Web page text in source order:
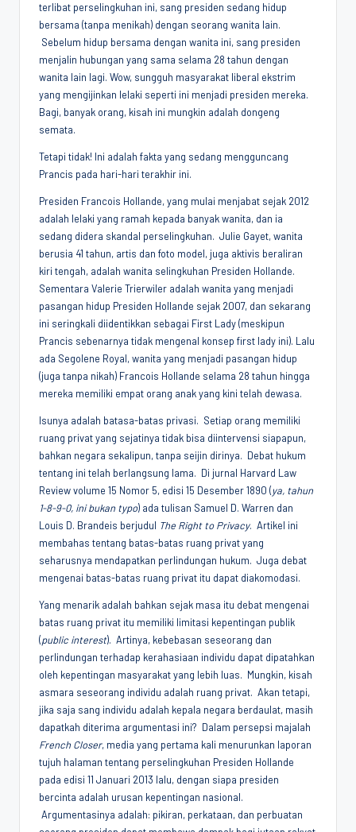
terlibat perselingkuhan ini, sang presiden sedang hidup
bersama (tanpa menikah) dengan seorang wanita lain.
Sebelum hidup bersama dengan wanita ini, sang presiden
menjalin hubungan yang sama selama 28 tahun dengan
wanita lain lagi. Wow, sungguh masyarakat liberal ekstrim
yang mengijinkan lelaki seperti ini menjadi presiden mereka.
Bagi, banyak orang, kisah ini mungkin adalah dongeng
semata.
Tetapi tidak! Ini adalah fakta yang sedang mengguncang
Prancis pada hari-hari terakhir ini.
Presiden Francois Hollande, yang mulai menjabat sejak 2012
adalah lelaki yang ramah kepada banyak wanita, dan ia
sedang didera skandal perselingkuhan. Julie Gayet, wanita
berusia 41 tahun, artis dan foto model, juga aktivis beraliran
kiri tengah, adalah wanita selingkuhan Presiden Hollande.
Sementara Valerie Trierwiler adalah wanita yang menjadi
pasangan hidup Presiden Hollande sejak 2007, dan sekarang
ini seringkali diidentikkan sebagai First Lady (meskipun
Prancis sebenarnya tidak mengenal konsep first lady ini). Lalu
ada Segolene Royal, wanita yang menjadi pasangan hidup
(juga tanpa nikah) Francois Hollande selama 28 tahun hingga
mereka memiliki empat orang anak yang kini telah dewasa.
Isunya adalah batasa-batas privasi. Setiap orang memiliki
ruang privat yang sejatinya tidak bisa diintervensi siapapun,
bahkan negara sekalipun, tanpa seijin dirinya. Debat hukum
tentang ini telah berlangsung lama. Di jurnal Harvard Law
Review volume 15 Nomor 5, edisi 15 Desember 1890 (ya, tahun
1-8-9-0, ini bukan typo) ada tulisan Samuel D. Warren dan
Louis D. Brandeis berjudul The Right to Privacy. Artikel ini
membahas tentang batas-batas ruang privat yang
seharusnya mendapatkan perlindungan hukum. Juga debat
mengenai batas-batas ruang privat itu dapat diakomodasi.
Yang menarik adalah bahkan sejak masa itu debat mengenai
batas ruang privat itu memiliki limitasi kepentingan publik
(public interest). Artinya, kebebasan seseorang dan
perlindungan terhadap kerahasiaan individu dapat dipatahkan
oleh kepentingan masyarakat yang lebih luas. Mungkin, kisah
asmara seseorang individu adalah ruang privat. Akan tetapi,
jika saja sang individu adalah kepala negara berdaulat, masih
dapatkah diterima argumentasi ini? Dalam persepsi majalah
French Closer, media yang pertama kali menurunkan laporan
tujuh halaman tentang perselingkuhan Presiden Hollande
pada edisi 11 Januari 2013 lalu, dengan siapa presiden
bercinta adalah urusan kepentingan nasional.
Argumentasinya adalah: pikiran, perkataan, dan perbuatan